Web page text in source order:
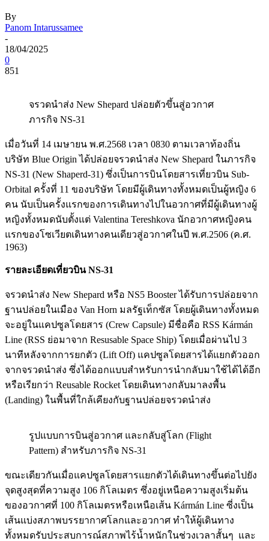
By
Panom Intarussamee
-
18/04/2025
0
851
จรวดนำส่ง New Shepard ปล่อยตัวขึ้นสู่อวกาศ
ภารกิจ NS-31
เมื่อวันที่ 14 เมษายน พ.ศ.2568 เวลา 0830 ตามเวลาท้องถิ่น
บริษัท Blue Origin ได้ปล่อยจรวดนำส่ง New Shepard ในภารกิจ
NS-31 (New Shaperd-31) ซึ่งเป็นการบินโดยสารเที่ยวบิน Sub-
Orbital ครั้งที่ 11 ของบริษัท โดยมีผู้เดินทางทั้งหมดเป็นผู้หญิง 6
คน นับเป็นครั้งแรกของการเดินทางไปในอวกาศที่มีผู้เดินทางผู้
หญิงทั้งหมดนับตั้งแต่ Valentina Tereshkova นักอวกาศหญิงคน
แรกของโซเวียตเดินทางคนเดียวสู่อวกาศในปี พ.ศ.2506 (ค.ศ.
1963)
รายละเอียดเที่ยวบิน NS-31
จรวดนำส่ง New Shepard หรือ NS5 Booster ได้รับการปล่อยจาก
ฐานปล่อยในเมือง Van Horn มลรัฐเท็กซัส โดยผู้เดินทางทั้งหมด
จะอยู่ในแคปซูลโดยสาร (Crew Capsule) มีชื่อคือ RSS Kármán
Line (RSS ย่อมาจาก Resusable Space Ship) โดยเมื่อผ่านไป 3
นาทีหลังจากการยกตัว (Lift Off) แคปซูลโดยสารได้แยกตัวออก
จากจรวดนำส่ง ซึ่งได้ออกแบบสำหรับการนำกลับมาใช้ได้ได้อีก
หรือเรียกว่า Reusable Rocket โดยเดินทางกลับมาลงพื้น
(Landing) ในพื้นที่ใกล้เคียงกับฐานปล่อยจรวดนำส่ง
รูปแบบการบินสู่อวกาศ และกลับสู่โลก (Flight
Pattern) สำหรับภารกิจ NS-31
ขณะเดียวกันเมื่อแคปซูลโดยสารแยกตัวได้เดินทางขึ้นต่อไปยัง
จุดสูงสุดที่ความสูง 106 กิโลเมตร ซึ่งอยู่เหนือความสูงเริ่มต้น
ของอวกาศที่ 100 กิโลเมตรหรือเหนือเส้น Kármán Line ซี่งเป็น
เส้นแบ่งสภาพบรรยากาศโลกและอวกาศ ทำให้ผู้เดินทาง
ทั้งหมดรับประสบการณ์สภาพไร้น้ำหนักในช่วงเวลาสั้นๆ และ